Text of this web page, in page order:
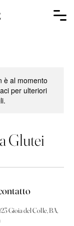
è al momento
per ulteriori
Glutei
Gioia del Colle, BA,